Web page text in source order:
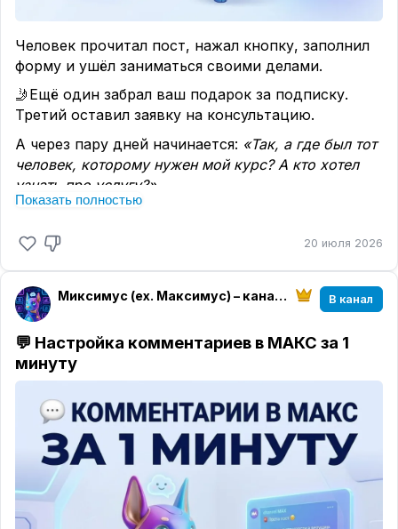
Человек прочитал пост, нажал кнопку, заполнил
форму и ушёл заниматься своими делами.
🤳Ещё один забрал ваш подарок за подписку.
Третий оставил заявку на консультацию.
А через пару дней начинается: «Так, а где был тот
человек, которому нужен мой курс? А кто хотел
узнать про услугу?»
Там лежат люди, которые уже сделали шаг к вам:
на вопросы.
▫️ Заявки из форм
▫️ Получатели подарков
▫️ Детали конкретного человека
▫️ Отдельные списки под разные продукты
Вы открываете нужный список — и сразу видите,
кто пришёл, с каким запросом и что оставил.
Например, заявки на консультацию можно
держать отдельно от тех, кто забрал чек-лист.
Людей, которым интересен курс, — отдельно от
Показать полностью
20 июля 2026
Миксимус (ex. Максимус) – канал на Максимум В канал
💬 Настройка комментариев в МАКС за 1
минуту